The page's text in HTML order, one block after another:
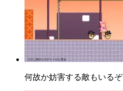
何故か妨害する敵もいるぞ